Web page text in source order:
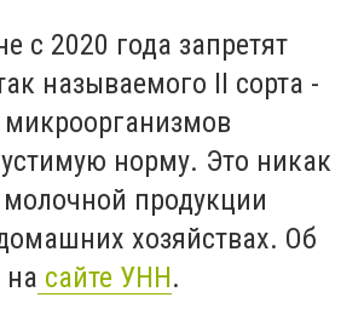
с 2020 года запретят
называемого ІІ сорта -
микроорганизмов
норму. Это никак
продукции
хозяйствах. Об
сайте УНН.